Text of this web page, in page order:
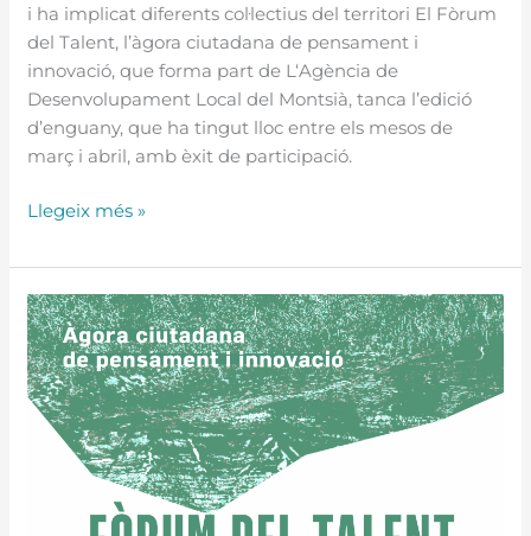
i ha implicat diferents col·lectius del territori El Fòrum
del Talent, l’àgora ciutadana de pensament i
innovació, que forma part de L‘Agència de
Desenvolupament Local del Montsià, tanca l’edició
d’enguany, que ha tingut lloc entre els mesos de
març i abril, amb èxit de participació.
Llegeix més »
El
Fòrum
del
Talent
reflexiona
sobre